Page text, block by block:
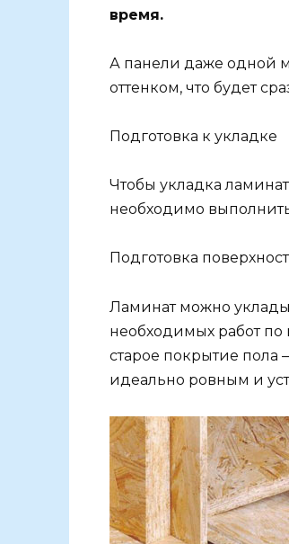
время.
А панели даже одной
оттенком, что будет
Подготовка к укладке
Чтобы укладка
необходимо
Подготовка
Ламинат можно
необходимых работ
старое покрытие пола
идеально ровным и